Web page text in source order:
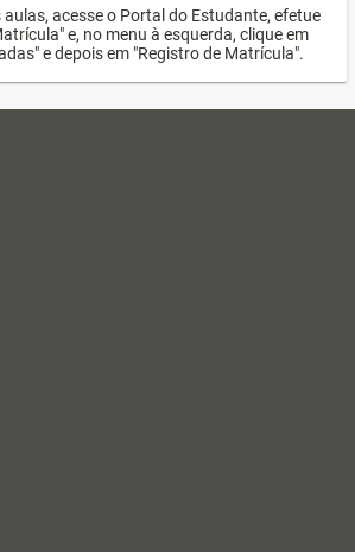
acesse o Portal do Estudante, efetue
e, no menu à esquerda, clique em
e depois em "Registro de Matrícula".